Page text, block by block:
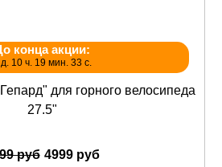
конца акции:
10 ч. 19 мин. 33 с.
для горного велосипеда
27.5"
руб 4999 руб